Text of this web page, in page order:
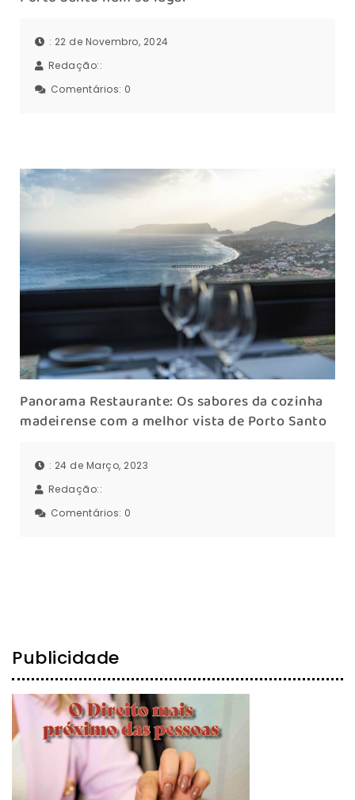
: 22 de Novembro, 2024
Redação::
Comentários: 0
Panorama Restaurante: Os sabores da cozinha
madeirense com a melhor vista de Porto Santo
: 24 de Março, 2023
Redação::
Comentários: 0
Publicidade